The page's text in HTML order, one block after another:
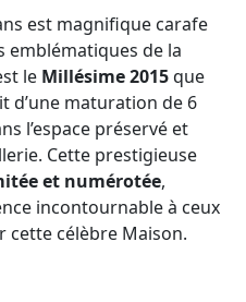
est magnifique carafe
emblématiques de la
le Millésime 2015que
d’une maturation de 6
l’espace préservé et
Cette prestigieuse
et numérotée,
incontournable à ceux
célèbre Maison.